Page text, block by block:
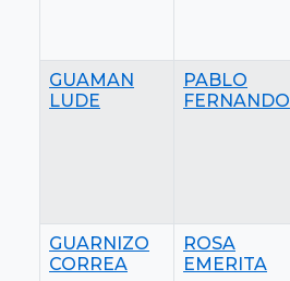
GUAMAN
LUDE
PABLO
FERNANDO
GUARNIZO
CORREA
ROSA
EMERITA